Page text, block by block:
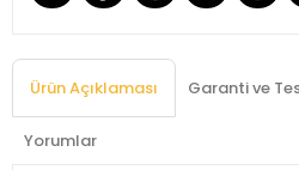
Ürün Açıklaması Garanti ve
Yorumlar